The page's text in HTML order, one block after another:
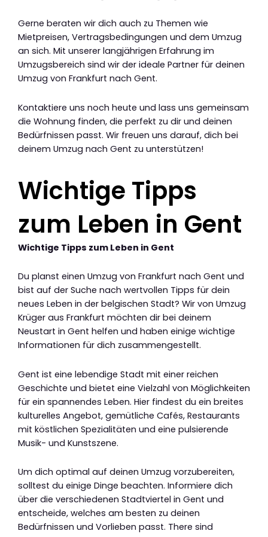
Gerne beraten wir dich auch zu Themen wie
Mietpreisen, Vertragsbedingungen und dem Umzug
an sich. Mit unserer langjährigen Erfahrung im
Umzugsbereich sind wir der ideale Partner für deinen
Umzug von Frankfurt nach Gent.
Kontaktiere uns noch heute und lass uns gemeinsam
die Wohnung finden, die perfekt zu dir und deinen
Bedürfnissen passt. Wir freuen uns darauf, dich bei
deinem Umzug nach Gent zu unterstützen!
Wichtige Tipps
zum Leben in Gent
Wichtige Tipps zum Leben in Gent
Du planst einen Umzug von Frankfurt nach Gent und
bist auf der Suche nach wertvollen Tipps für dein
neues Leben in der belgischen Stadt? Wir von Umzug
Krüger aus Frankfurt möchten dir bei deinem
Neustart in Gent helfen und haben einige wichtige
Informationen für dich zusammengestellt.
Gent ist eine lebendige Stadt mit einer reichen
Geschichte und bietet eine Vielzahl von Möglichkeiten
für ein spannendes Leben. Hier findest du ein breites
kulturelles Angebot, gemütliche Cafés, Restaurants
mit köstlichen Spezialitäten und eine pulsierende
Musik- und Kunstszene.
Um dich optimal auf deinen Umzug vorzubereiten,
solltest du einige Dinge beachten. Informiere dich
über die verschiedenen Stadtviertel in Gent und
entscheide, welches am besten zu deinen
Bedürfnissen und Vorlieben passt. There sind